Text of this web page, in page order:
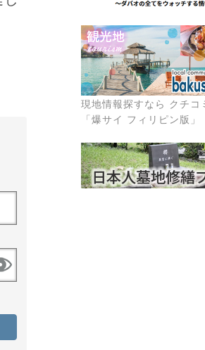
現地情報探すなら クチコ
「爆サイ フィリピン版」